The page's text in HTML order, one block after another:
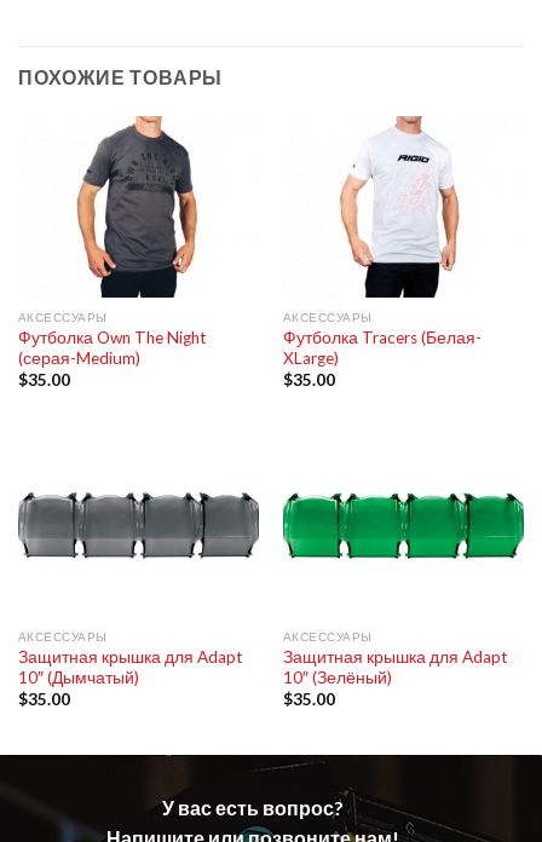
ПОХОЖИЕ ТОВАРЫ
АКСЕССУАРЫ
Футболка Own The Night
(серая-Medium)
$35.00
АКСЕССУАРЫ
Футболка Tracers (Белая-
XLarge)
$35.00
АКСЕССУАРЫ
Защитная крышка для Adapt
10″ (Дымчатый)
$35.00
АКСЕССУАРЫ
Защитная крышка для Adapt
10″ (Зелёный)
$35.00
У вас есть вопрос?
Напишите или позвоните нам!